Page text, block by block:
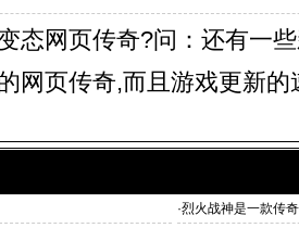
态网页传奇?问：还有一
网页传奇,而且游戏更新
·烈火战神是一款传